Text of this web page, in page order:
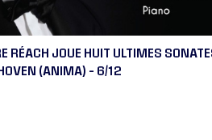
RÉACH JOUE HUIT ULTIMES
(ANIMA) – 6/12